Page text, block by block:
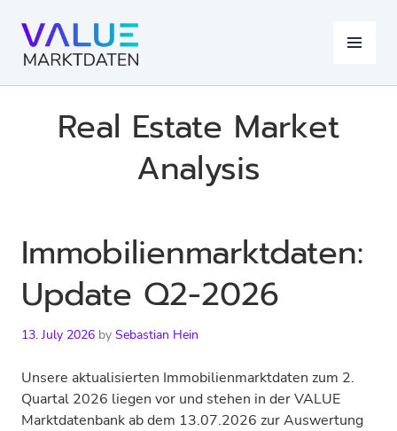
content
MENU
Real Estate Market
Analysis
Immobilienmarktdaten:
Update Q2-2026
13. July 2026 by Sebastian Hein
Unsere aktualisierten Immobilienmarktdaten zum 2.
Quartal 2026 liegen vor und stehen in der VALUE
Marktdatenbank ab dem 13.07.2026 zur Auswertung